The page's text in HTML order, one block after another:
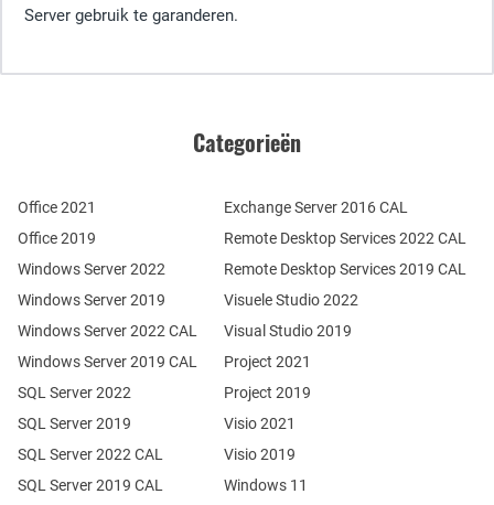
Server gebruik te garanderen.
Categorieën
Office 2021
Office 2019
Windows Server 2022
Windows Server 2019
SQL Server 2022
SQL Server 2019
Windows Server 2022 CAL
Windows Server 2019 CAL
SQL Server 2022 CAL
SQL Server 2019 CAL
Remote Desktop Services 2022 CAL
Remote Desktop Services 2019 CAL
Exchange Server 2016 CAL
Visuele Studio 2022
Visual Studio 2019
Project 2021
Project 2019
Visio 2021
Visio 2019
Windows 11